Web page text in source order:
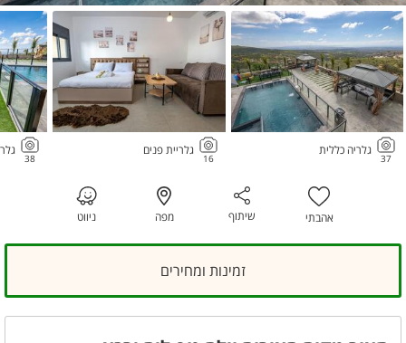
37
גלריה כללית
16
גלריית פנים
38
אהבתי שיתוף מפה ניווט
זמינות ומחירים